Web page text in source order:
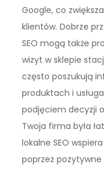
Google, co
klientów. Dobrze
SEO mogą także
wizyt w sklepie
często poszukują
produktach i
podjęciem decyzji
Twoja firma była
lokalne SEO
poprzez